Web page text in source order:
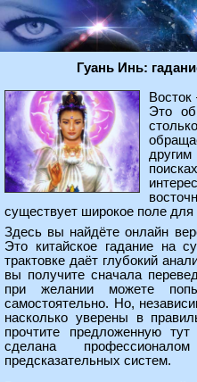
Гуань Инь:
Это
существует широкое поле для
Здесь вы найдёте онлайн
Это китайское гадание на
трактовке даёт глубокий
вы получите сначала
при желании можете
самостоятельно. Но,
насколько уверены в
прочтите предложенную
сделана
предсказательных систем.